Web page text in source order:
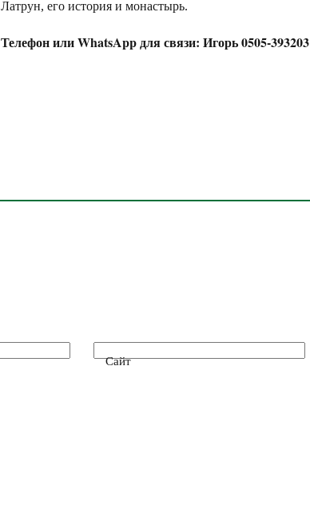
Латрун, его история и монастырь.
Телефон или WhatsApp для связи: Игорь 0505-393203
Сайт